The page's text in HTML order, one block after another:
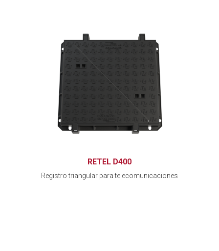
RETEL D400
Registro triangular para telecomunicaciones